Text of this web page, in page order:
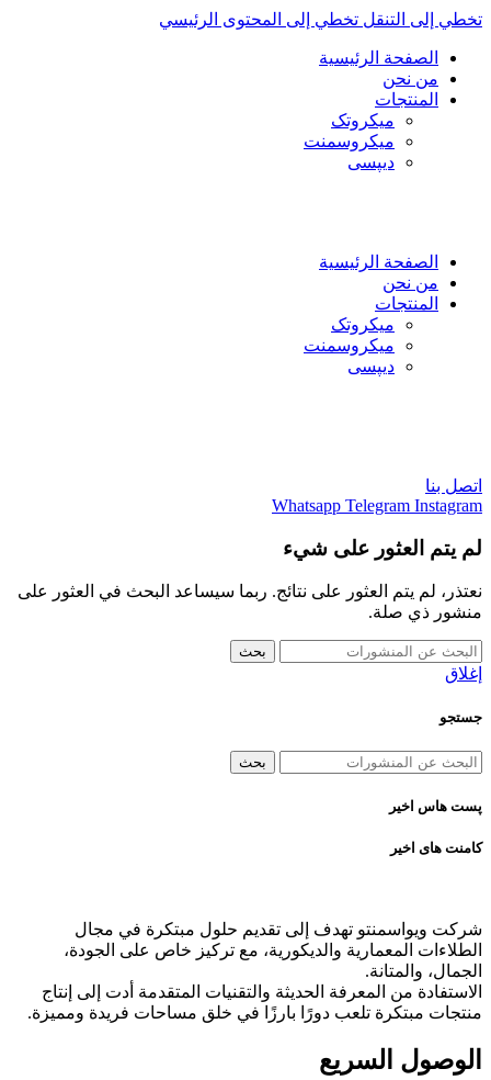
تخطي إلى التنقل تخطي إلى المحتوى الرئيسي
الصفحة الرئيسية
من نحن
المنتجات
میکروتک
ميكروسمنت
دیپسی
الصفحة الرئيسية
من نحن
المنتجات
میکروتک
ميكروسمنت
دیپسی
اتصل بنا
Whatsapp Telegram Instagram
لم يتم العثور على شيء
نعتذر، لم يتم العثور على نتائج. ربما سيساعد البحث في العثور على
منشور ذي صلة.
بحث
إغلاق
جستجو
بحث
پست هاس اخیر
کامنت های اخیر
شرکت ویواسمنتو تهدف إلى تقديم حلول مبتكرة في مجال
الطلاءات المعمارية والديكورية، مع تركيز خاص على الجودة،
الجمال، والمتانة.
الاستفادة من المعرفة الحديثة والتقنيات المتقدمة أدت إلى إنتاج
منتجات مبتكرة تلعب دورًا بارزًا في خلق مساحات فريدة ومميزة.
الوصول السريع